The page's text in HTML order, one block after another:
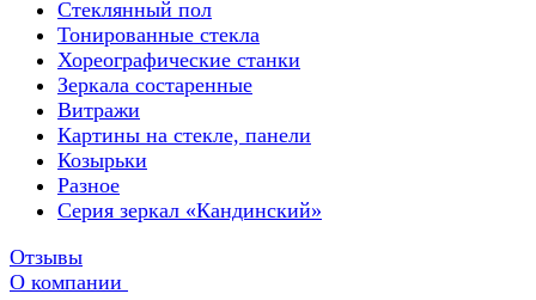
Стеклянный пол
Тонированные стекла
Хореографические станки
Зеркала состаренные
Витражи
Картины на стекле, панели
Козырьки
Разное
Серия зеркал «Кандинский»
Отзывы
О компании